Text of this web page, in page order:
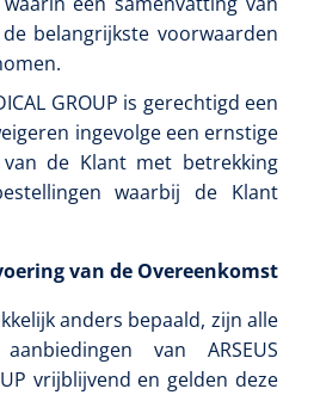
belangrijkste voorwaarden
GROUP is gerechtigd een
ingevolge een ernstige
de Klant met betrekking
waarbij de Klant
van de Overeenkomst
anders bepaald, zijn alle
van ARSEUS
vrijblijvend en gelden deze